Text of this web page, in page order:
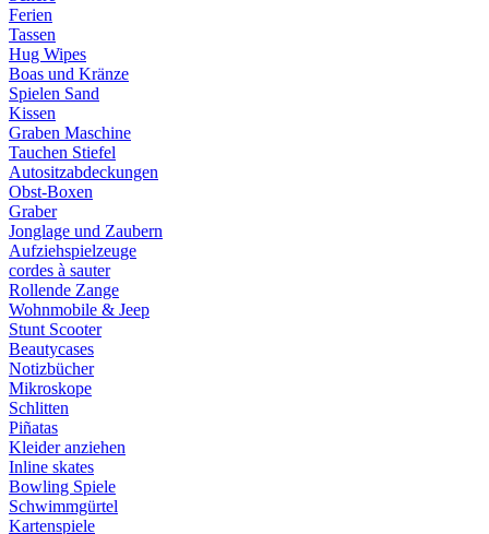
Ferien
Tassen
Hug Wipes
Boas und Kränze
Spielen Sand
Kissen
Graben Maschine
Tauchen Stiefel
Autositzabdeckungen
Obst-Boxen
Graber
Jonglage und Zaubern
Aufziehspielzeuge
cordes à sauter
Rollende Zange
Wohnmobile & Jeep
Stunt Scooter
Beautycases
Notizbücher
Mikroskope
Schlitten
Piñatas
Kleider anziehen
Inline skates
Bowling Spiele
Schwimmgürtel
Kartenspiele